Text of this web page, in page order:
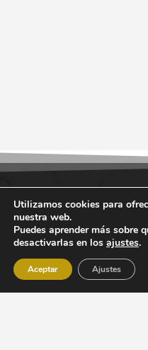
Utilizamos cookies para
nuestra web.
Puedes aprender más sobre
desactivarlas en los ajustes.
Aceptar Ajustes